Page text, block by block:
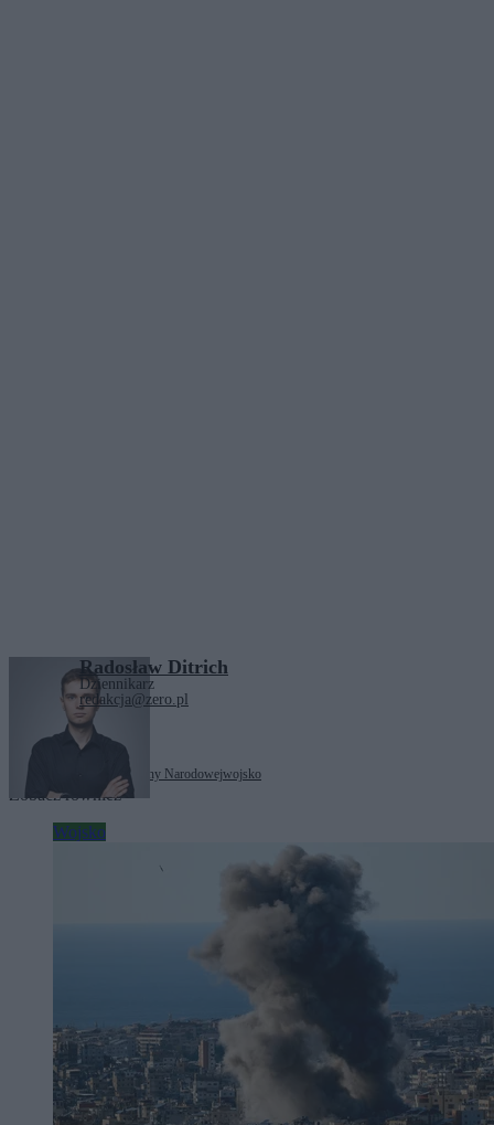
Radosław Ditrich
Dziennikarz
redakcja@zero.pl
Tagi: Ministerstwo Obrony Narodowejwojsko
Zobacz również
Wojsko